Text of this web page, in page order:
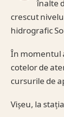
înalte
crescut
hidrografic
În momentul
cotelor de
cursurile de
Vișeu, la